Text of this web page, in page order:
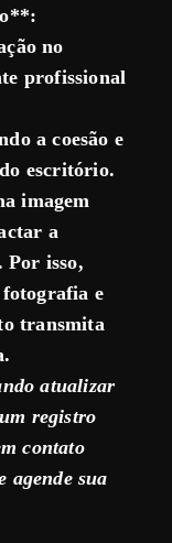
no
profissional
a coesão e
escritório.
imagem
a
Por isso,
fotografia e
transmita
atualizar
registro
contato
agende sua